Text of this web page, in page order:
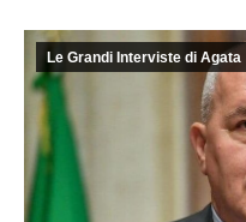
Le Grandi Interviste di Agata